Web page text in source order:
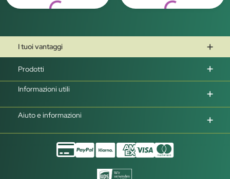
Loading... Loading...
I tuoi vantaggi
Prodotti
Informazioni utili
Aiuto e informazioni